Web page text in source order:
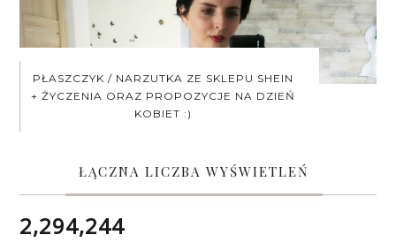
PŁASZCZYK / NARZUTKA ZE SKLEPU SHEIN
+ ŻYCZENIA ORAZ PROPOZYCJE NA DZIEŃ
KOBIET :)
ŁĄCZNA LICZBA WYŚWIETLEŃ
2,294,244